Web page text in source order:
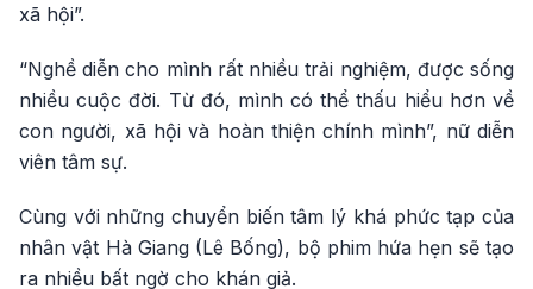
xã hội”.
“Nghề diễn cho mình rất nhiều trải nghiệm, được sống
nhiều cuộc đời. Từ đó, mình có thể thấu hiểu hơn về
con người, xã hội và hoàn thiện chính mình”, nữ diễn
viên tâm sự.
Cùng với những chuyển biến tâm lý khá phức tạp của
nhân vật Hà Giang (Lê Bống), bộ phim hứa hẹn sẽ tạo
ra nhiều bất ngờ cho khán giả.